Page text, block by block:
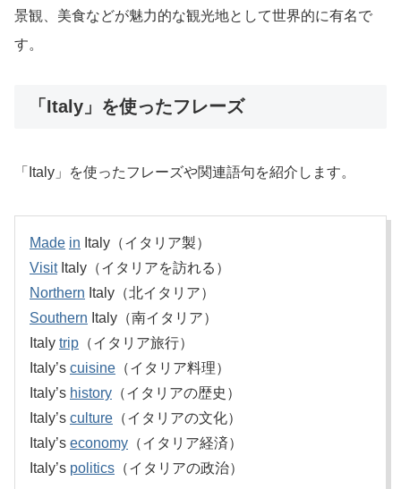
景観、美食などが魅力的な観光地として世界的に有名で
す。
「Italy」を使ったフレーズ
「Italy」を使ったフレーズや関連語句を紹介します。
Made in Italy（イタリア製）
VisitItaly（イタリアを訪れる）
Northern Italy（北イタリア）
Southern Italy（南イタリア）
Italy trip （イタリア旅行）
Italy’s cuisine （イタリア料理）
Italy’s history （イタリアの歴史）
Italy’s culture （イタリアの文化）
Italy’s economy （イタリア経済）
Italy’s politics （イタリアの政治）